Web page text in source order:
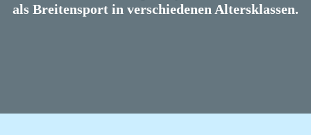
als Breitensport in verschiedenen Altersklassen.